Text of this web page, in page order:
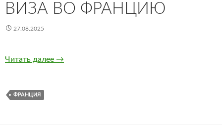
ВИЗА ВО ФРАНЦИЮ
27.08.2025
Читать далее Виза во Францию
→
ФРАНЦИЯ